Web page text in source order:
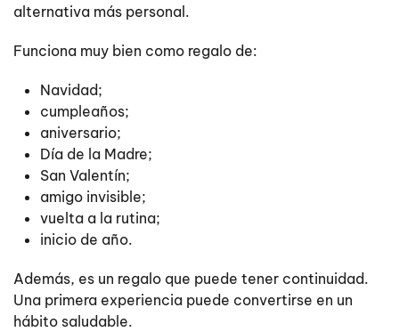
alternativa más personal.
Funciona muy bien como regalo de:
Navidad;
cumpleaños;
aniversario;
Día de la Madre;
San Valentín;
amigo invisible;
vuelta a la rutina;
inicio de año.
Además, es un regalo que puede tener continuidad.
Una primera experiencia puede convertirse en un
hábito saludable.